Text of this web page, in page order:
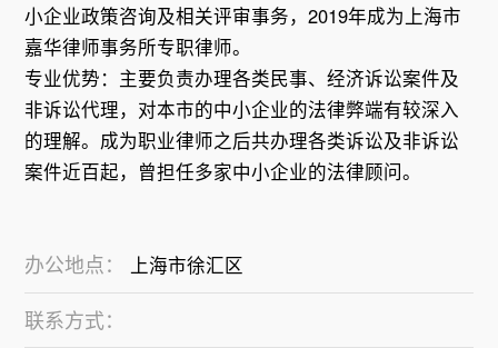
小企业政策咨询及相关评审事务，2019年成为上海市
嘉华律师事务所专职律师。
专业优势：主要负责办理各类民事、经济诉讼案件及
非诉讼代理，对本市的中小企业的法律弊端有较深入
的理解。成为职业律师之后共办理各类诉讼及非诉讼
办公地点： 上海市徐汇区
联系方式：